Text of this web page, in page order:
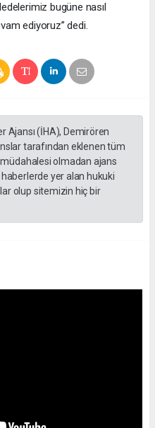
bugüne nasıl
ediyoruz” dedi.
Ajansı (İHA), Demirören
tarafından eklenen tüm
olmadan ajans
yer alan hukuki
olup sitemizin hiç bir